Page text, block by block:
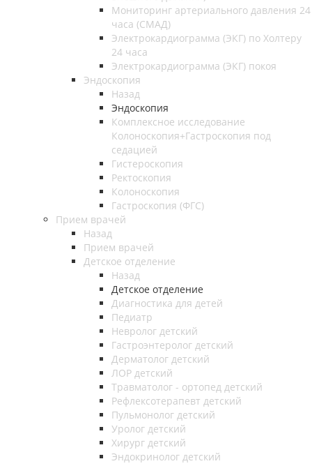
Мониторинг артериального давления 24
часа (СМАД)
Электрокардиограмма (ЭКГ) по Холтеру
24 часа
Электрокардиограмма (ЭКГ) покоя
Эндоскопия
Назад
Эндоскопия
Комплексное исследование
Колоноскопия+Гастроскопия под
седацией
Гистероскопия
Ректоскопия
Колоноскопия
Гастроскопия (ФГС)
Прием врачей
Назад
Прием врачей
Детское отделение
Назад
Детское отделение
Диагностика для детей
Педиатр
Невролог детский
Гастроэнтеролог детский
Дерматолог детский
ЛОР детский
Травматолог - ортопед детский
Рефлексотерапевт детский
Пульмонолог детский
Уролог детский
Хирург детский
Эндокринолог детский